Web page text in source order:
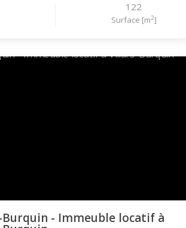
122
Surface [m2]
- Immeuble locatif à